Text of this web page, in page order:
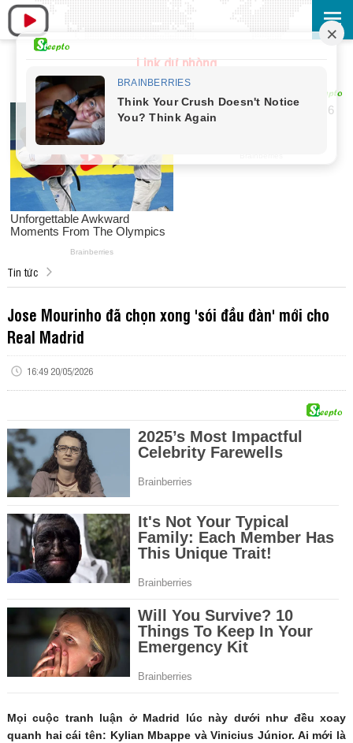
Link dự phòng
Tin tức
Jose Mourinho đã chọn xong 'sói đầu đàn' mới cho
Real Madrid
16:49 20/05/2026
Mọi cuộc tranh luận ở Madrid lúc này dưới như đều xoay
quanh hai cái tên: Kylian Mbappe và Vinicius Júnior. Ai mới là